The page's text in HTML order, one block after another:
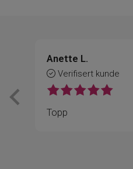
Anette L.
Verifisert kunde
Topp